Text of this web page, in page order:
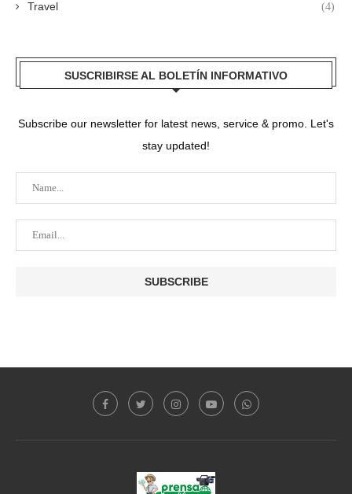
Travel (4)
SUSCRIBIRSE AL BOLETÍN INFORMATIVO
Subscribe our newsletter for latest news, service & promo. Let's
stay updated!